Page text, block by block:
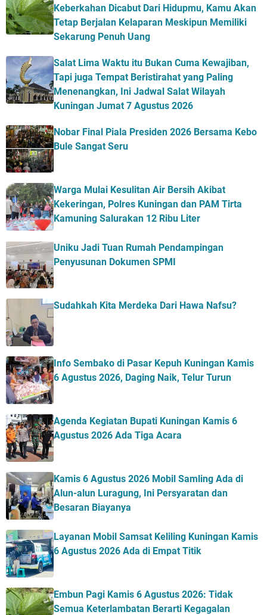
Keberkahan Dicabut Dari Hidupmu, Kamu Akan
Tetap Berjalan Kelaparan Meskipun Memiliki
Sekarung Penuh Uang
Salat Lima Waktu itu Bukan Cuma Kewajiban,
Tapi juga Tempat Beristirahat yang Paling
Menenangkan, Ini Jadwal Salat Wilayah
Kuningan Jumat 7 Agustus 2026
Nobar Final Piala Presiden 2026 Bersama Kebo
Bule Sangat Seru
Warga Mulai Kesulitan Air Bersih Akibat
Kekeringan, Polres Kuningan dan PAM Tirta
Kamuning Salurakan 12 Ribu Liter
Uniku Jadi Tuan Rumah Pendampingan
Penyusunan Dokumen SPMI
Sudahkah Kita Merdeka Dari Hawa Nafsu?
Info Sembako di Pasar Kepuh Kuningan Kamis
6 Agustus 2026, Daging Naik, Telur Turun
Agenda Kegiatan Bupati Kuningan Kamis 6
Agustus 2026 Ada Tiga Acara
Kamis 6 Agustus 2026 Mobil Samling Ada di
Alun-alun Luragung, Ini Persyaratan dan
Besaran Biayanya
Layanan Mobil Samsat Keliling Kuningan Kamis
6 Agustus 2026 Ada di Empat Titik
Embun Pagi Kamis 6 Agustus 2026: Tidak
Semua Keterlambatan Berarti Kegagalan